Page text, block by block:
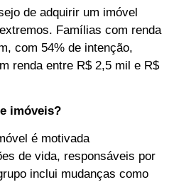
de adquirir um imóvel
Famílias com renda
com 54% de intenção,
renda entre R$ 2,5 mil e R$
imóveis?
é motivada
de vida, responsáveis por
inclui mudanças como